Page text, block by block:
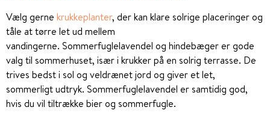
Vælg gerne krukkeplanter, der kan klare solrige placeringer og
tåle at tørre let ud mellem
vandingerne. Sommerfuglelavendel og hindebægerer gode
valg til sommerhuset, især i krukker på en solrig terrasse. De
trives bedst i sol og veldrænet jord og giver et let,
sommerligt udtryk. Sommerfuglelavendel er samtidig god,
hvis du vil tiltrække bier og sommerfugle.